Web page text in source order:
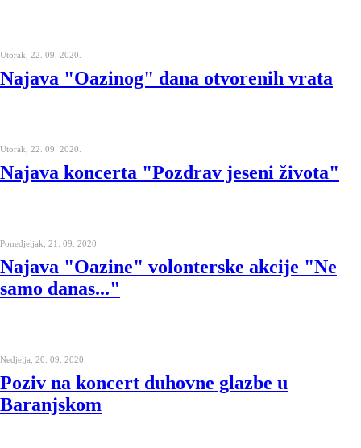
Utorak, 22. 09. 2020.
Najava "Oazinog" dana otvorenih vrata
Utorak, 22. 09. 2020.
Najava koncerta "Pozdrav jeseni života"
Ponedjeljak, 21. 09. 2020.
Najava "Oazine" volonterske akcije "Ne
samo danas..."
Nedjelja, 20. 09. 2020.
Poziv na koncert duhovne glazbe u
Baranjskom